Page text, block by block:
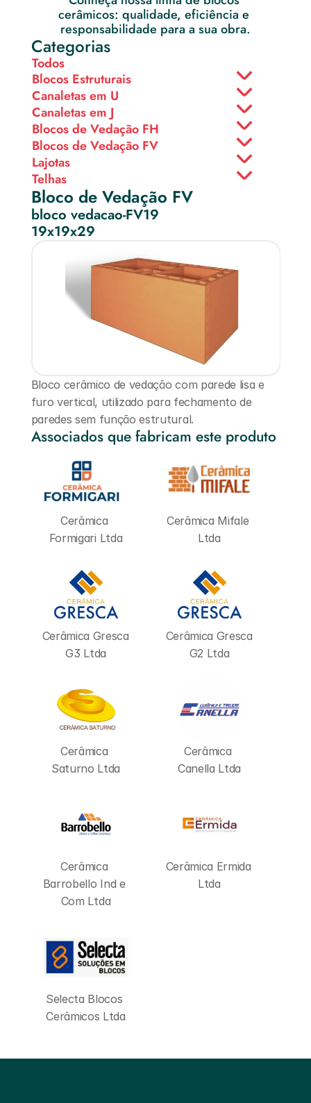
cerâmicos: qualidade, eficiência e
responsabilidade para a sua obra.
Categorias
Todos
Blocos Estruturais
Canaletas em U
Canaletas em J
Blocos de Vedação FH
Blocos de Vedação FV
Lajotas
Telhas
Bloco de Vedação FV
bloco vedacao-FV19
19x19x29
Associados que fabricam este produto
Bloco cerâmico de vedação com parede lisa e
furo vertical, utilizado para fechamento de
paredes sem função estrutural.
Cerâmica
Formigari Ltda
Cerâmica Mifale
Ltda
Cerâmica Gresca
G3 Ltda
Cerâmica Gresca
G2 Ltda
Cerâmica
Saturno Ltda
Cerâmica
Canella Ltda
Cerâmica
Barrobello Ind e
Com Ltda
Cerâmica Ermida
Ltda
Selecta Blocos
Cerâmicos Ltda